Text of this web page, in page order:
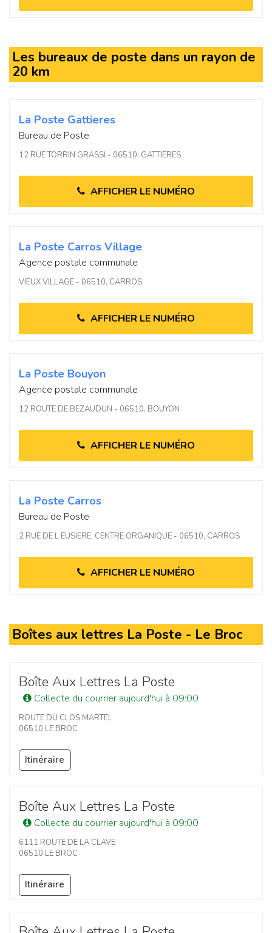
Les bureaux de poste dans un rayon de
20 km
La Poste Gattieres
Bureau de Poste
12 RUE TORRIN GRASSI - 06510, GATTIERES
AFFICHER LE NUMÉRO
La Poste Carros Village
Agence postale communale
VIEUX VILLAGE - 06510, CARROS
AFFICHER LE NUMÉRO
La Poste Bouyon
Agence postale communale
12 ROUTE DE BEZAUDUN - 06510, BOUYON
AFFICHER LE NUMÉRO
La Poste Carros
Bureau de Poste
2 RUE DE L EUSIERE, CENTRE ORGANIQUE - 06510, CARROS
AFFICHER LE NUMÉRO
Boîtes aux lettres La Poste - Le Broc
Boîte Aux Lettres La Poste
Collecte du courrier aujourd'hui à 09:00
ROUTE DU CLOS MARTEL
06510 LE BROC
Itinéraire
Boîte Aux Lettres La Poste
Collecte du courrier aujourd'hui à 09:00
6111 ROUTE DE LA CLAVE
06510 LE BROC
Itinéraire